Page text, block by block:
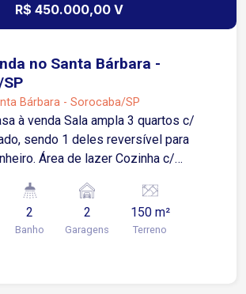
R$ 450.000,00 V
no Santa Bárbara -
Bárbara - Sorocaba/SP
à venda Sala ampla 3 quartos c/
sendo 1 deles reversível para
Área de lazer Cozinha c/
Quintal c/ lavanderia,
banheiro.
2
Banho
2
Garagens
150 m²
Terreno